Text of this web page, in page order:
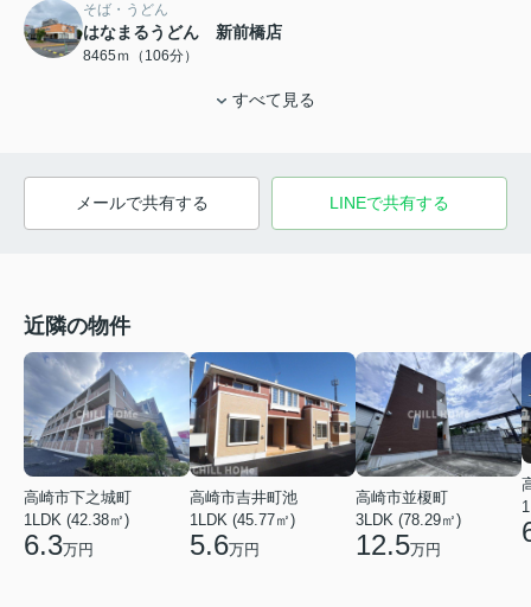
そば・うどん
はなまるうどん 新前橋店
8465ｍ（106分）
すべて見る
メールで共有する LINEで共有する
近隣の物件
高崎市下之城町
1LDK (42.38㎡)
6.3万円
高崎市吉井町池
1LDK (45.77㎡)
5.6万円
高崎市並榎町
3LDK (78.29㎡)
12.5万円